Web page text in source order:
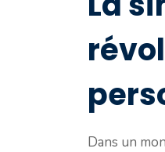
Dans un